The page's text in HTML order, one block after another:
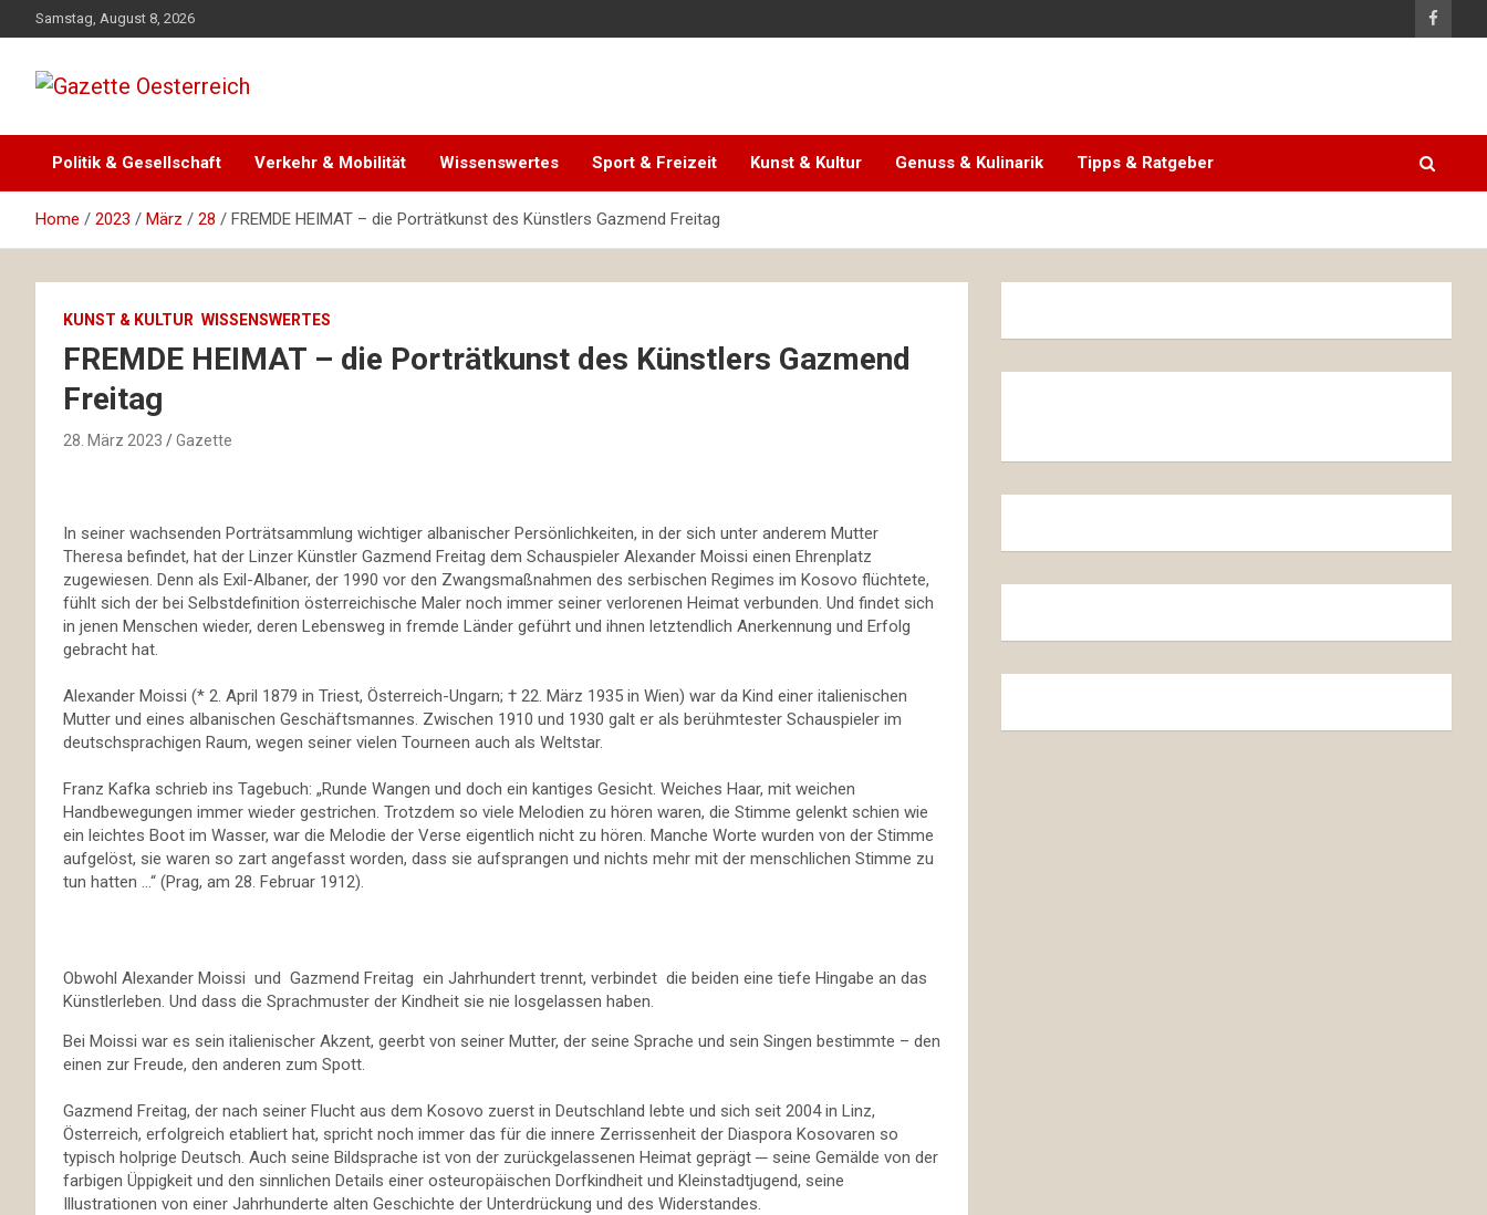
to
Samstag, August 8, 2026
Gazette Oesterreich
Politik & Gesellschaft Verkehr & Mobilität Wissenswertes Sport & Freizeit Kunst & Kultur Genuss & Kulinarik Tipps & Ratgeber
Home 2023 März 28 FREMDE HEIMAT – die Porträtkunst des Künstlers Gazmend Freitag
KUNST & KULTUR WISSENSWERTES
FREMDE HEIMAT – die Porträtkunst des Künstlers Gazmend
Freitag
28. März 2023 Gazette
In seiner wachsenden Porträtsammlung wichtiger albanischer Persönlichkeiten, in der sich unter anderem Mutter
Theresa befindet, hat der Linzer Künstler Gazmend Freitag dem Schauspieler Alexander Moissi einen Ehrenplatz
zugewiesen. Denn als Exil-Albaner, der 1990 vor den Zwangsmaßnahmen des serbischen Regimes im Kosovo flüchtete,
fühlt sich der bei Selbstdefinition österreichische Maler noch immer seiner verlorenen Heimat verbunden. Und findet sich
in jenen Menschen wieder, deren Lebensweg in fremde Länder geführt und ihnen letztendlich Anerkennung und Erfolg
gebracht hat.
Alexander Moissi (* 2. April 1879 in Triest, Österreich-Ungarn; † 22. März 1935 in Wien) war da Kind einer italienischen
Mutter und eines albanischen Geschäftsmannes. Zwischen 1910 und 1930 galt er als berühmtester Schauspieler im
deutschsprachigen Raum, wegen seiner vielen Tourneen auch als Weltstar.
Franz Kafka schrieb ins Tagebuch: „Runde Wangen und doch ein kantiges Gesicht. Weiches Haar, mit weichen
Handbewegungen immer wieder gestrichen. Trotzdem so viele Melodien zu hören waren, die Stimme gelenkt schien wie
ein leichtes Boot im Wasser, war die Melodie der Verse eigentlich nicht zu hören. Manche Worte wurden von der Stimme
aufgelöst, sie waren so zart angefasst worden, dass sie aufsprangen und nichts mehr mit der menschlichen Stimme zu
tun hatten …“ (Prag, am 28. Februar 1912).
Obwohl Alexander Moissi und Gazmend Freitag ein Jahrhundert trennt, verbindet die beiden eine tiefe Hingabe an das
Künstlerleben. Und dass die Sprachmuster der Kindheit sie nie losgelassen haben.
Bei Moissi war es sein italienischer Akzent, geerbt von seiner Mutter, der seine Sprache und sein Singen bestimmte – den
einen zur Freude, den anderen zum Spott.
Gazmend Freitag, der nach seiner Flucht aus dem Kosovo zuerst in Deutschland lebte und sich seit 2004 in Linz,
Österreich, erfolgreich etabliert hat, spricht noch immer das für die innere Zerrissenheit der Diaspora Kosovaren so
typisch holprige Deutsch. Auch seine Bildsprache ist von der zurückgelassenen Heimat geprägt ─ seine Gemälde von der
farbigen Üppigkeit und den sinnlichen Details einer osteuropäischen Dorfkindheit und Kleinstadtjugend, seine
Illustrationen von einer Jahrhunderte alten Geschichte der Unterdrückung und des Widerstandes.